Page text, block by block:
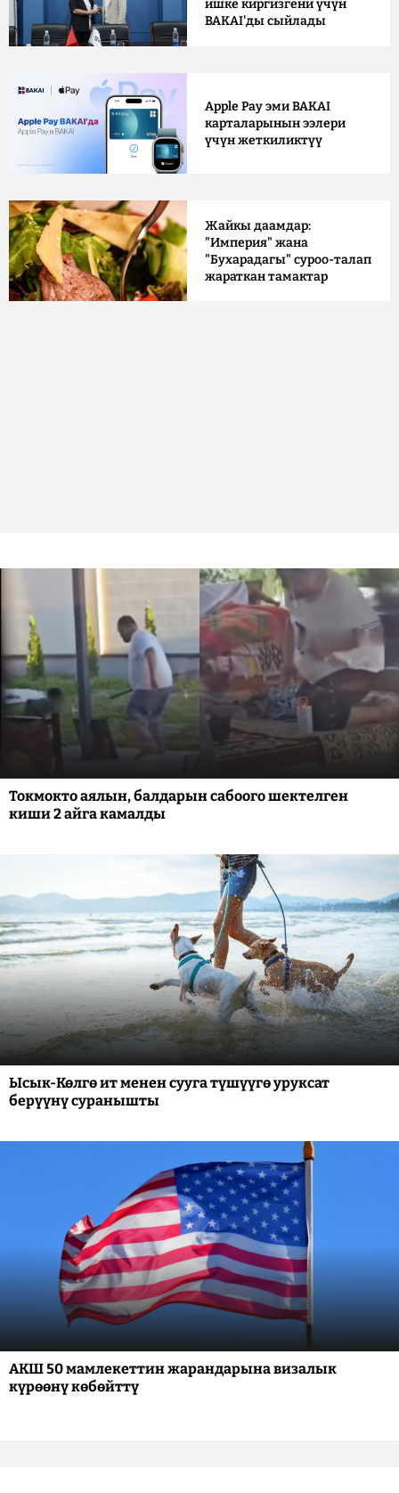
ишке киргизгени үчүн
BAKAI'ды сыйлады
Apple Pay эми BAKAI
карталарынын ээлери
үчүн жеткиликтүү
Жайкы даамдар:
"Империя" жана
"Бухарадагы" суроо-талап
жараткан тамактар
Токмокто аялын, балдарын сабоого шектелген
киши 2 айга камалды
Ысык-Көлгө ит менен сууга түшүүгө уруксат
берүүнү суранышты
АКШ 50 мамлекеттин жарандарына визалык
күрөөнү көбөйттү